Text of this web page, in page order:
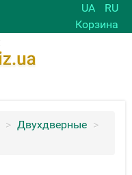
UA
RU
Корзина
> Двухдверные >